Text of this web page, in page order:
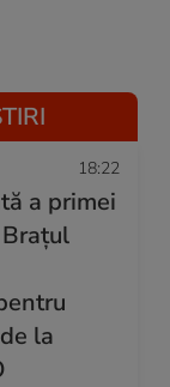
18:22
a primei
la